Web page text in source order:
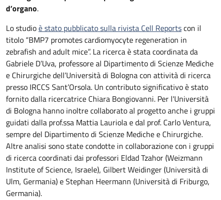
d’organo.
Lo studioè stato pubblicato sulla rivista Cell Reportscon il
titolo “BMP7 promotes cardiomyocyte regeneration in
zebrafish and adult mice”. La ricerca è stata coordinata da
Gabriele D’Uva, professore al Dipartimento di Scienze Mediche
e Chirurgiche dell’Università di Bologna con attività di ricerca
presso IRCCS Sant’Orsola. Un contributo significativo è stato
fornito dalla ricercatrice Chiara Bongiovanni. Per l'Università
di Bologna hanno inoltre collaborato al progetto anche i gruppi
guidati dalla prof.ssa Mattia Lauriola e dal prof. Carlo Ventura,
sempre del Dipartimento di Scienze Mediche e Chirurgiche.
Altre analisi sono state condotte in collaborazione con i gruppi
di ricerca coordinati dai professori Eldad Tzahor (Weizmann
Institute of Science, Israele), Gilbert Weidinger (Università di
Ulm, Germania) e Stephan Heermann (Università di Friburgo,
Germania).